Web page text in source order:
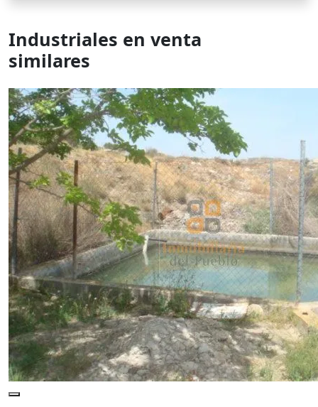
Industriales en venta
similares